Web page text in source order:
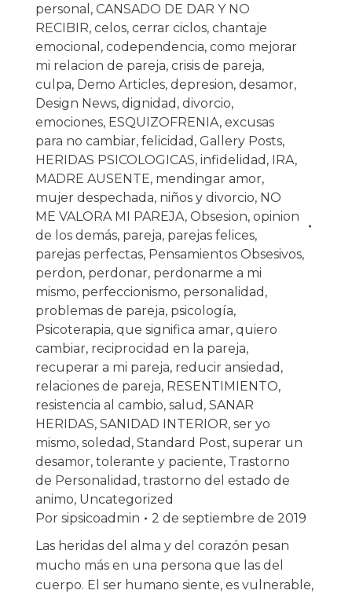
personal , CANSADO DE DAR Y NO
RECIBIR, celos, cerrar ciclos, chantaje
emocional , codependencia, como mejorar
mi relacion de pareja, crisis de pareja,
culpa, Demo Articles, depresion, desamor,
Design News, dignidad , divorcio,
emociones, ESQUIZOFRENIA, excusas
para no cambiar, felicidad , Gallery Posts,
HERIDAS PSICOLOGICAS, infidelidad , IRA,
MADRE AUSENTE, mendingar amor,
mujer despechada, niños y divorcio, NO
ME VALORA MI PAREJA, Obsesion, opinion
de los demás, pareja, parejas felices,
parejas perfectas, Pensamientos Obsesivos,
perdon, perdonar, perdonarme a mi
mismo, perfeccionismo, personalidad ,
problemas de pareja, psicología,
Psicoterapia, que significa amar, quiero
cambiar, reciprocidad en la pareja,
recuperar a mi pareja, reducir ansiedad ,
relaciones de pareja, RESENTIMIENTO,
resistencia al cambio, salud , SANAR
HERIDAS, SANIDAD INTERIOR, ser yo
mismo, soledad , Standard Post, superar un
desamor, tolerante y paciente, Trastorno
de Personalidad , trastorno del estado de
animo, Uncategorized
Por sipsicoadmin
2 de septiembre de 2019
Las heridas del alma y del corazón pesan
mucho más en una persona que las del
cuerpo. El ser humano siente, es vulnerable,